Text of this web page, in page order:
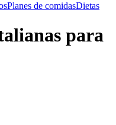
Planes de comidasDietas
para